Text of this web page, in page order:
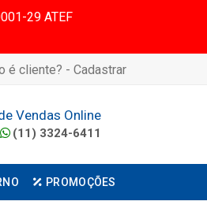
29 ATEF
é cliente? - Cadastrar
Vendas Online
(11) 3324-6411
PROMOÇÕES